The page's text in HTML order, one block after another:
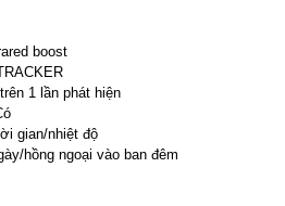
boost
1 lần phát hiện
gian/nhiệt độ
hồng ngoại vào ban đêm